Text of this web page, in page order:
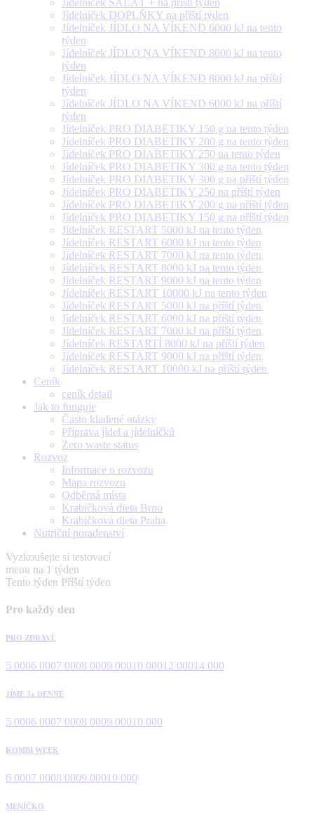
Jídelníček SALÁT + na příští týden
Jídelníček DOPLŇKY na příští týden
Jídelníček JÍDLO NA VÍKEND 6000 kJ na tento
týden
Jídelníček JÍDLO NA VÍKEND 8000 kJ na tento
týden
Jídelníček JÍDLO NA VÍKEND 8000 kJ na příští
týden
Jídelníček JÍDLO NA VÍKEND 6000 kJ na příští
týden
Jídelníček PRO DIABETIKY 150 g na tento týden
Jídelníček PRO DIABETIKY 200 g na tento týden
Jídelníček PRO DIABETIKY 250 na tento týden
Jídelníček PRO DIABETIKY 300 g na tento týden
Jídelníček PRO DIABETIKY 300 g na příští týden
Jídelníček PRO DIABETIKY 250 na příští týden
Jídelníček PRO DIABETIKY 200 g na příští týden
Jídelníček PRO DIABETIKY 150 g na příští týden
Jídelníček RESTART 5000 kJ na tento týden
Jídelníček RESTART 6000 kJ na tento týden
Jídelníček RESTART 7000 kJ na tento týden
Jídelníček RESTART 8000 kJ na tento týden
Jídelníček RESTART 9000 kJ na tento týden
Jídelníček RESTART 10000 kJ na tento týden
Jídelníček RESTART 5000 kJ na příští týden
Jídelníček RESTART 6000 kJ na příští týden
Jídelníček RESTART 7000 kJ na příští týden
Jídelníček RESTARTÍ 8000 kJ na příští týden
Jídelníček RESTART 9000 kJ na příští týden
Jídelníček RESTART 10000 kJ na příští týden
Ceník
ceník detail
Jak to funguje
Často kladené otázky
Příprava jídel a jídelníčků
Zero waste status
Rozvoz
Informace o rozvozu
Mapa rozvozu
Odběrná místa
Krabičková dieta Brno
Krabičková dieta Praha
Nutriční poradenství
Vyzkoušejte si testovací
menu na 1 týden
Tento týden Příští týden
Pro každý den
PRO ZDRAVÍ
5 0006 0007 0008 0009 00010 00012 00014 000
JÍME 3x DENNĚ
5 0006 0007 0008 0009 00010 000
KOMBI WEEK
6 0007 0008 0009 00010 000
MENÍČKO